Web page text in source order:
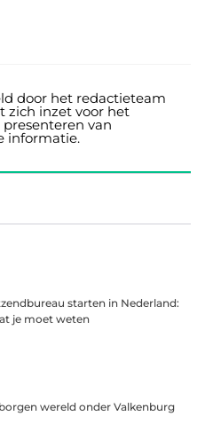
door het redactieteam
zich inzet voor het
van
informatie.
starten in Nederland:
je moet weten
wereld onder Valkenburg